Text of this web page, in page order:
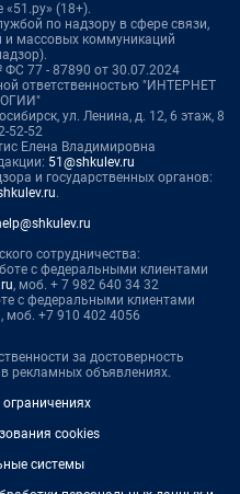
«51.ру» (18+).
по надзору в сфере связи,
и массовых коммуникаций
77 - 87890 от 30.07.2024
ответственностью "ИНТЕРНЕТ
ул. Ленина, д. 12, 6 этаж, 8
52-52
Елена Владимировна
51@shkulev.ru
и государственных органов:
.
сотрудничества:
с федеральными клиентами
, моб. + 7 982 640 34 32
с федеральными клиентами
, моб. +7 910 402 4056
за достоверность
рекламных объявлениях.
cookies
системы